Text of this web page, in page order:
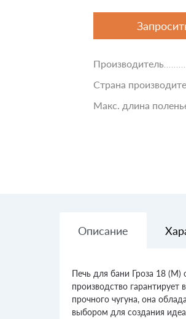
Производитель
Страна
Макс. длина
Описание
Печь для бани Гроза 18 (М)
производство гарантирует
прочного чугуна, она
выбором для создания